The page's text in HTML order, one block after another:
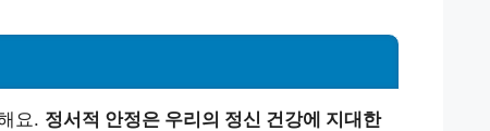
요. 정서적 안정은 우리의 정신 건강에 지대한